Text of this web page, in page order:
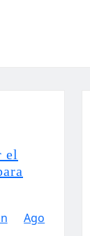
el
Ago